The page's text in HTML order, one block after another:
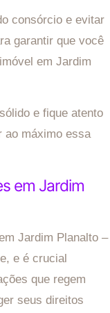
consórcio e evitar
garantir que você
em Jardim
e fique atento
ao máximo essa
em Jardim
Jardim Planalto –
e é crucial
que regem
seus direitos